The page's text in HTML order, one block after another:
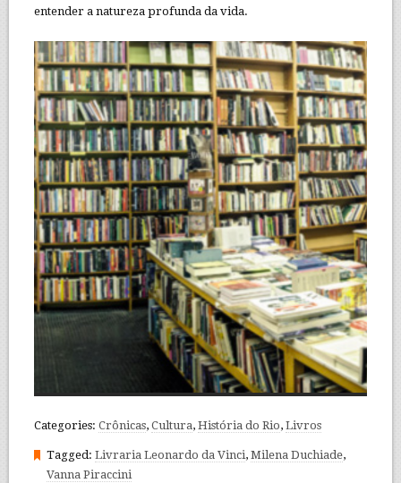
entender a natureza profunda da vida.
Categories: Crônicas, Cultura, História do Rio, Livros
Tagged: Livraria Leonardo da Vinci, Milena Duchiade,
Vanna Piraccini